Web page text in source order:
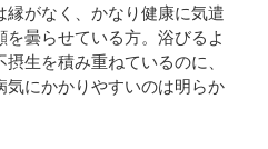
がなく、かなり健康に気遣
曇らせている方。浴びるよ
生を積み重ねているのに、
気にかかりやすいのは明らか